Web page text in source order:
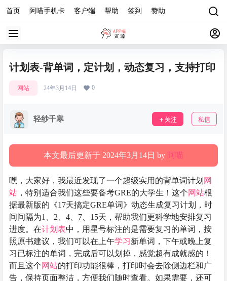
首页 阿喵手机卡 客户端 帮助 签到 赞助
计划表-背单词，定计划，动态复习，支持打印
网站 24年3月14日 0
轻纱千寒 关注 私信
本文最后更新于 2024年3月14日 by 阿喵
嘿，大家好，我最近发现了一个超级实用的背单词计划 网
站 ，特别适合我们这些要备考GRE的大学生！这个网站根
据最新版的《17天搞定GRE单词》动态生成复习计划，时
间间隔为1、2、4、7、15天，帮助我们更科学地安排复习
进度。在计划表中，用星号标注的是需要复习的单词，按
照原书建议，我们可以在上午学习新单词，下午或晚上复
习已标注的单词，完成后可以划掉，感觉超有成就感的！
而且这个网站的打印功能很棒，打印时会去除侧边栏和广
告，保持页面整洁，方便我们随时查看。如果需要，还可